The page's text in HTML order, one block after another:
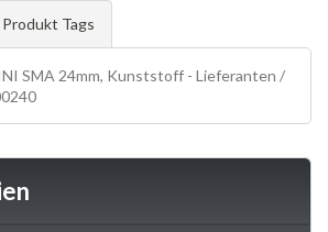
Produkt Tags
SMA 24mm, Kunststoff - Lieferanten /